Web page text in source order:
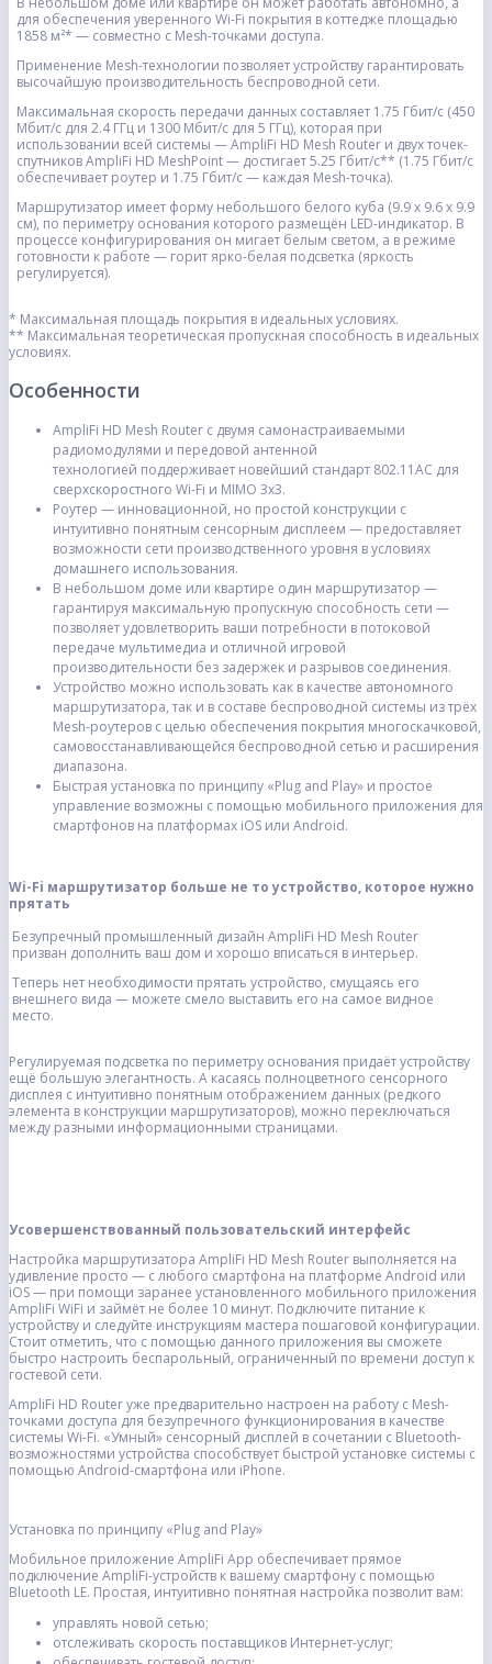
для обеспечения уверенного Wi-Fi покрытия в коттедже площадью
1858 м²* — совместно с Mesh-точками доступа.
Применение Mesh-технологии позволяет устройству гарантировать
высочайшую производительность беспроводной сети.
Максимальная скорость передачи данных составляет 1.75 Гбит/с (450
Мбит/с для 2.4 ГГц и 1300 Мбит/с для 5 ГГц), которая при
использовании всей системы — AmpliFi HD Mesh Router и двух точек-
спутников AmpliFi HD MeshPoint — достигает 5.25 Гбит/с** (1.75 Гбит/с
обеспечивает роутер и 1.75 Гбит/с — каждая Mesh-точка).
Маршрутизатор имеет форму небольшого белого куба (9.9 х 9.6 х 9.9
см), по периметру основания которого размещён LED-индикатор. В
процессе конфигурирования он мигает белым светом, а в режиме
готовности к работе — горит ярко-белая подсветка (яркость
регулируется).
* Максимальная площадь покрытия в идеальных условиях.
** Максимальная теоретическая пропускная способность в идеальных
условиях.
Особенности
AmpliFi HD Mesh Router с двумя самонастраиваемыми
радиомодулями и передовой антенной
технологией поддерживает новейший стандарт 802.11AC для
сверхскоростного Wi-Fi и MIMO 3x3.
Роутер — инновационной, но простой конструкции с
интуитивно понятным сенсорным дисплеем — предоставляет
возможности сети производственного уровня в условиях
домашнего использования.
В небольшом доме или квартире один маршрутизатор —
гарантируя максимальную пропускную способность сети —
позволяет удовлетворить ваши потребности в потоковой
передаче мультимедиа и отличной игровой
производительности без задержек и разрывов соединения.
Устройство можно использовать как в качестве автономного
маршрутизатора, так и в составе беспроводной системы из трёх
Mesh-роутеров с целью обеспечения покрытия многоскачковой,
самовосстанавливающейся беспроводной сетью и расширения
диапазона.
Быстрая установка по принципу «Plug and Play» и простое
управление возможны с помощью мобильного приложения для
смартфонов на платформах iOS или Android.
Wi-Fi маршрутизатор больше не то устройство, которое нужно
прятать
Безупречный промышленный дизайн AmpliFi HD Mesh Router
призван дополнить ваш дом и хорошо вписаться в интерьер.
Теперь нет необходимости прятать устройство, смущаясь его
внешнего вида — можете смело выставить его на самое видное
место.
Регулируемая подсветка по периметру основания придаёт устройству
ещё большую элегантность. А касаясь полноцветного сенсорного
дисплея с интуитивно понятным отображением данных (редкого
элемента в конструкции маршрутизаторов), можно переключаться
между разными информационными страницами.
Усовершенствованный пользовательский интерфейс
Настройка маршрутизатора AmpliFi HD Mesh Router выполняется на
удивление просто — с любого смартфона на платформе Android или
iOS — при помощи заранее установленного мобильного приложения
AmpliFi WiFi и займёт не более 10 минут. Подключите питание к
устройству и следуйте инструкциям мастера пошаговой конфигурации.
Стоит отметить, что с помощью данного приложения вы сможете
быстро настроить беспарольный, ограниченный по времени доступ к
гостевой сети.
AmpliFi HD Router уже предварительно настроен на работу с Mesh-
точками доступа для безупречного функционирования в качестве
системы Wi-Fi. «Умный» сенсорный дисплей в сочетании с Bluetooth-
возможностями устройства способствует быстрой установке системы с
помощью Android-смартфона или iPhone.
Установка по принципу «Plug and Play»
Мобильное приложение AmpliFi App обеспечивает прямое
подключение AmpliFi-устройств к вашему смартфону с помощью
Bluetooth LE. Простая, интуитивно понятная настройка позволит вам:
управлять новой сетью;
отслеживать скорость поставщиков Интернет-услуг;